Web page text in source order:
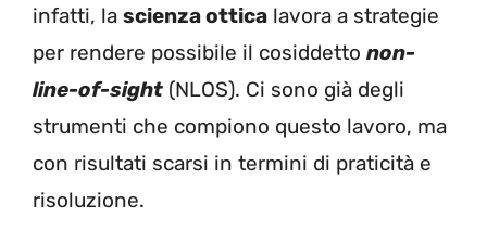
infatti, la scienza ottica lavora a strategie
per rendere possibile il cosiddetto non-
line-of-sight (NLOS). Ci sono già degli
strumenti che compiono questo lavoro, ma
con risultati scarsi in termini di praticità e
risoluzione.